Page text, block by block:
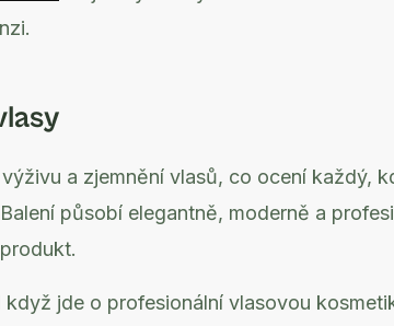
a zjemnění vlasů, co ocení každý,
působí elegantně, moderně a
když jde o profesionální vlasovou